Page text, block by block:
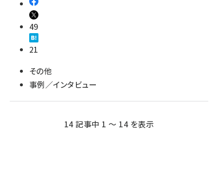
49
21
その他
事例／インタビュー
14 記事中 1 ～ 14 を表示